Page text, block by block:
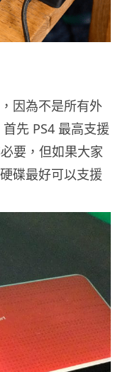
因為不是所有外
先 PS4 最高支援
要，但如果大家
碟最好可以支援